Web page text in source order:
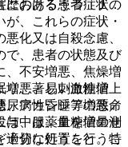
におけるうつ症状の
、これらの症状・
化又は自殺念慮、
で、患者の状態及び
、不安増悪、焦燥増
増悪、易刺激性増
、アカシジア増悪／
は、服薬量を増量せ
適切な処置を行うこ
のある患者〔１．
、著しい血糖値上
尿病性昏睡等の致命
与中は、血糖値の測
十分に行うこと。特